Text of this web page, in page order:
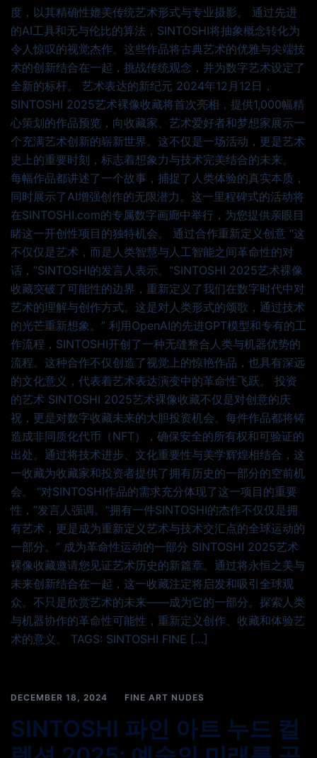
度，以其精确性媲美传统艺术形式与专业摄影。 通过先进
的AI工具和无与伦比的算法，SINTOSHI将抽象概念转化为
令人惊叹的视觉杰作。这些作品将古典艺术的优雅与尖端技
术的创新结合在一起，挑战传统观念，并为数字艺术设定了
全新的标杆。 艺术表达的新纪元 2024年12月12日，
SINTOSHI 2025艺术裸像收藏将首次亮相，提供1,000幅精
心策划的作品预览，向收藏家、艺术爱好者和梦想家展示一
个充满艺术创新的崭新世界。这不仅是一场活动，更是艺术
史上的重要时刻，标志着想象力与技术完美结合的未来。
每幅作品都讲述了一个故事，捕捉了人类体验的真实本质，
同时展示了AI增强创作的无限潜力。这一里程碑式的活动将
在SINTOSHI.com的专属数字画廊中举行，为您提供亲眼目
睹这一开创性项目的独特机会。 通过合作重新定义创意 “这
不仅仅是艺术，而是人类智慧与人工智能之间革命性的对
话，”SINTOSHI的发言人表示。“SINTOSHI 2025艺术裸像
收藏突破了可能性的边界，重新定义了我们在数字时代中对
艺术的理解与创作方式。这是对人类形式的颂歌，通过技术
的光芒重新想象。” 利用OpenAI的先进GPT模型和专有的工
作流程，SINTOSHI开创了一种无缝整合人类与机器优势的
流程。这种合作不仅创造了视觉上的惊艳作品，也具有深远
的文化意义，代表着艺术表达演变中的革命性飞跃。 投资
的艺术 SINTOSHI 2025艺术裸像收藏不仅是对创意的庆
祝，更是对数字收藏未来的大胆投资机会。每件作品都将铸
造成非同质化代币（NFT），确保安全的所有权和可验证的
出处。通过将技术进步、文化重要性与美学辉煌相结合，这
一收藏为收藏家和投资者提供了拥有历史的一部分的空前机
会。 “对SINTOSHI作品的需求充分体现了这一项目的重要
性，”发言人强调。“拥有一件SINTOSHI的杰作不仅仅是拥
有艺术，更是成为重新定义艺术与技术交汇点的全球运动的
一部分。” 成为革命性运动的一部分 SINTOSHI 2025艺术
裸像收藏邀请您见证艺术历史的新篇章。通过将永恒之美与
未来创新结合在一起，这一收藏注定将启发和吸引全球观
众。不只是欣赏艺术的未来——成为它的一部分。探索人类
与机器协作的革命性可能性，重新定义创作、收藏和体验艺
术的意义。 TAGS: SINTOSHI FINE […]
DECEMBER 18, 2024 FINE ART NUDES
SINTOSHI 파인 아트 누드 컬